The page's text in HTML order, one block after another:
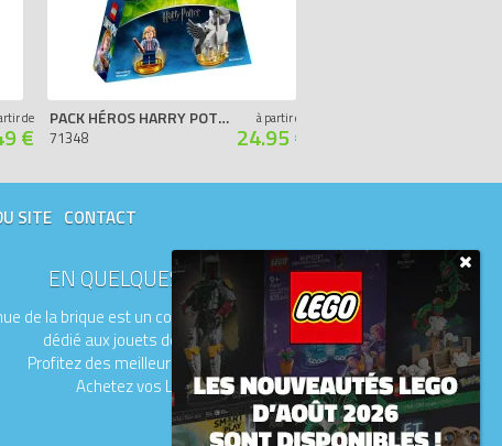
de
€
PACK HÉROS HARRY POTTER HERMIONE GRANGER
71348
à partir de
24.95 €
SITE CONTACT
EN QUELQUES MOTS
de la brique est un comparateur de prix
dédié aux jouets de la marque LEGO.
Profitez des meilleurs prix du moment.
Achetez vos LEGO moins chers.